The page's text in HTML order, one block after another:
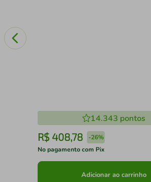
14.343 pontos
R$ 408,78 -26%
No pagamento com Pix
Adicionar ao carrinho